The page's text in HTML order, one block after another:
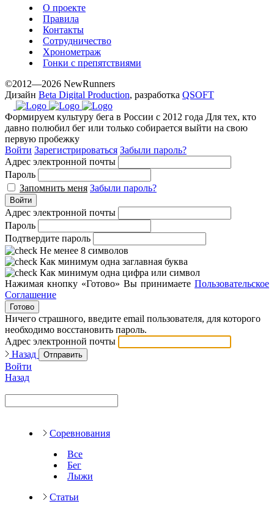
prices.
О проекте
Правила
Контакты
Сотрудничество
Хронометраж
Гонки с препятствиями
©2012—2026 NewRunners
Дизайн Beta Digital Production, разработка QSOFT
Формируем культуру бега в России с 2012 года Для тех, кто
давно полюбил бег или только собирается выйти на свою
первую пробежку
Войти Зарегистрироваться Забыли пароль?
Адрес электронной почты
Пароль
Запомнить меня Забыли пароль?
Войти
Адрес электронной почты
Пароль
Подтвердите пароль
Не менее 8 символов
Как минимум одна заглавная буква
Как минимум одна цифра или символ
Нажимая кнопку «Готово» Вы принимаете Пользовательское
Соглашение
Готово
Ничего страшного, введите email пользователя, для которого
необходимо восстановить пароль.
Адрес электронной почты
Назад
Отправить
Войти
Назад
Соревнования
Все
Бег
Лыжи
Статьи